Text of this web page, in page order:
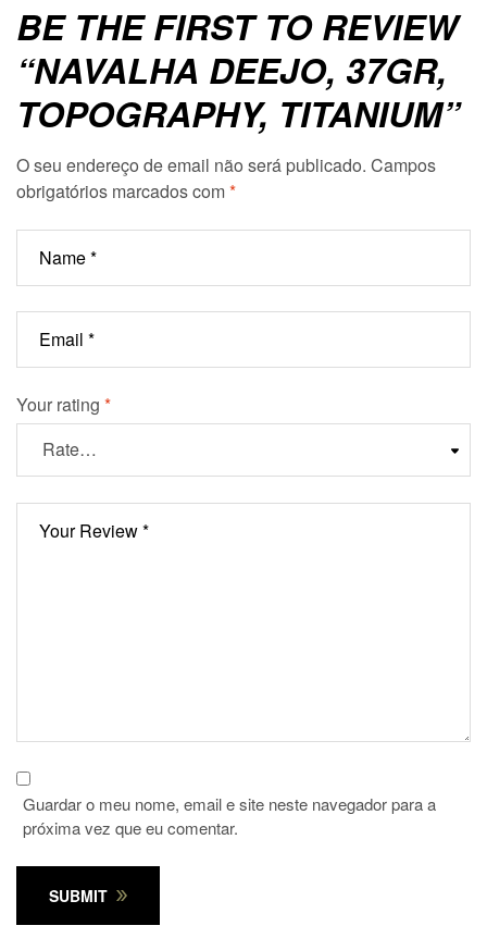
BE THE FIRST TO REVIEW
“NAVALHA DEEJO, 37GR,
TOPOGRAPHY, TITANIUM”
O seu endereço de email não será publicado. Campos
obrigatórios marcados com*
Your rating *
Guardar o meu nome, email e site neste navegador para a
próxima vez que eu comentar.
SUBMIT